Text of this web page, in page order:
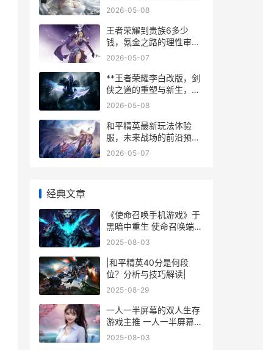
场副标题
2026-05-08
王者荣耀到贵族6多少
钱，氪金之路的理性审
视，副标题，一段虚拟荣
2026-05-07
**王者荣耀李白改版，剑
侠之道的重塑与新生，副
标题，从飘逸刺客到节奏
2026-05-08
和平精英最新玩法体验
服，未来战场的前沿预
览，战术竞技的革新序章
2026-05-07
经典文章
《使命召唤手机游戏》于
黑暗中重生 使命召唤端游
手机版
2025-08-03
|和平精英40分是何段
位？分析与技巧解读|
2025-08-29
一人一半屏幕的双人生存
游戏主推 一人一半屏幕的
双人恐怖游戏
2025-08-03